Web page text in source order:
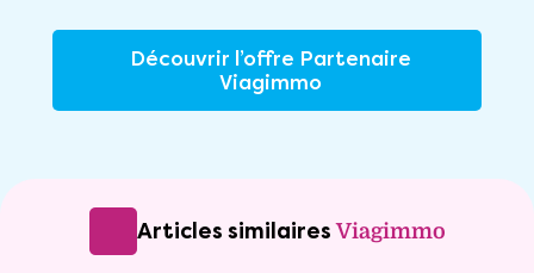
Découvrir l’offre Partenaire
Viagimmo
Articles similairesViagimmo